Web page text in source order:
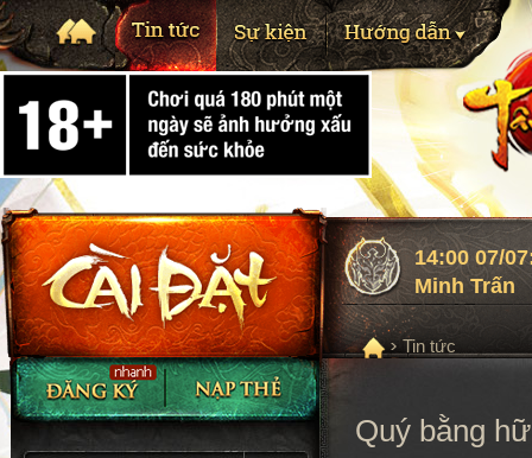
14:00 07/
Minh Trấn
Tin tức
Quý bằng